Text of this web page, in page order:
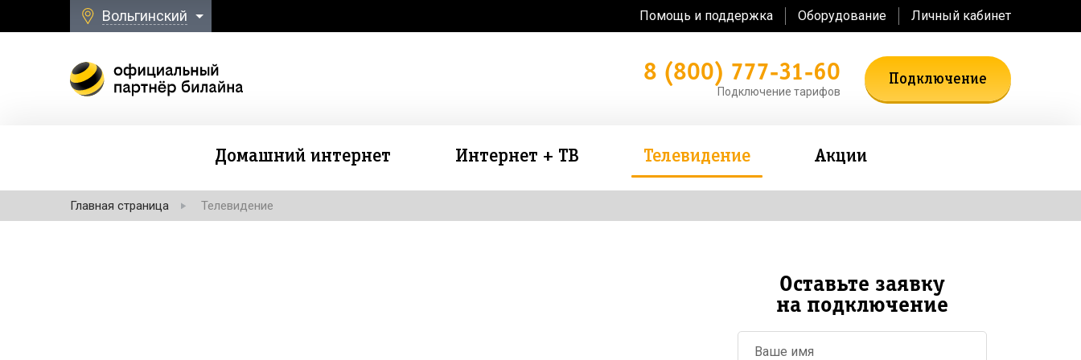
Вольгинский Помощь и поддержка Оборудование Личный кабинет
8 (800) 777-31-60
Подключение тарифов
Подключение
Домашний интернет Интернет + ТВ Телевидение Акции
Главная страница Телевидение
Оставьте заявку
на подключение